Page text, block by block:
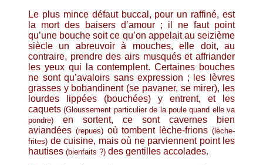
Le plus mince défaut buccal, pour un raffiné, est
la mort des baisers d’amour ; il ne faut point
qu’une bouche soit ce qu’on appelait au seizième
siècle un abreuvoir à mouches, elle doit, au
contraire, prendre des airs musqués et affriander
les yeux qui la contemplent. Certaines bouches
ne sont qu’avaloirs sans expression ; les lèvres
grasses y bobandinent (se pavaner, se mirer), les
lourdes lippées (bouchées) y entrent, et les
caquets(Gloussement particulier de la poule quand elle va
pondre) en sortent, ce sont cavernes bien
aviandées (repues)où tombent lèche-frions(lèche-
frites) de cuisine, mais où ne parviennent point les
hautises (bienfaits ?) des gentilles accolades.